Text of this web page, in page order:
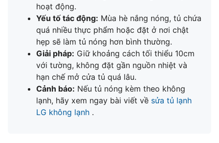
hoạt động.
Yếu tố tác động: Mùa hè nắng nóng, tủ chứa
quá nhiều thực phẩm hoặc đặt ở nơi chật
hẹp sẽ làm tủ nóng hơn bình thường.
Giải pháp: Giữ khoảng cách tối thiểu 10cm
với tường, không đặt gần nguồn nhiệt và
hạn chế mở cửa tủ quá lâu.
Cảnh báo: Nếu tủ nóng kèm theo không
lạnh, hãy xem ngay bài viết về sửa tủ lạnh
LG không lạnh .